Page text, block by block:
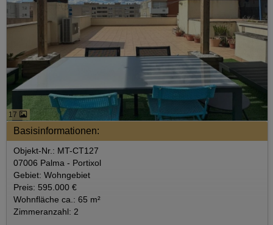
17
Basisinformationen:
Objekt-Nr.: MT-CT127
07006 Palma - Portixol
Gebiet: Wohngebiet
Preis: 595.000 €
Wohnfläche ca.: 65 m²
Zimmeranzahl: 2